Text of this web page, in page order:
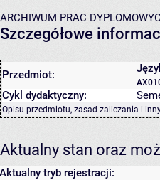
ARCHIWUM PRAC
Szczegółowe
Przedmiot:
Cykl dydaktyczny:
Opisu przedmiotu, zasad zaliczania i
Aktualny stan oraz
Aktualny tryb rejestracji: